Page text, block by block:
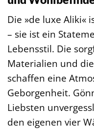
Die »de luxe Aliki«
– sie ist ein
Lebensstil. Die
Materialien und
schaffen eine
Geborgenheit.
Liebsten
den eigenen vier